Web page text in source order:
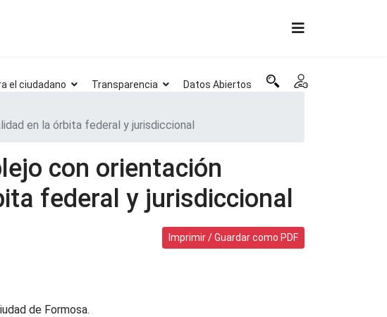
el ciudadano Transparencia Datos Abiertos
en la órbita federal y jurisdiccional
con orientación
federal y jurisdiccional
Imprimir / Guardar como PDF
de Formosa.